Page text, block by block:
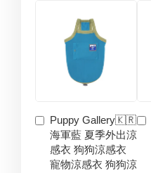
Puppy Gallery🇰🇷
海軍藍 夏季外出涼
感衣 狗狗涼感衣
寵物涼感衣 狗狗涼